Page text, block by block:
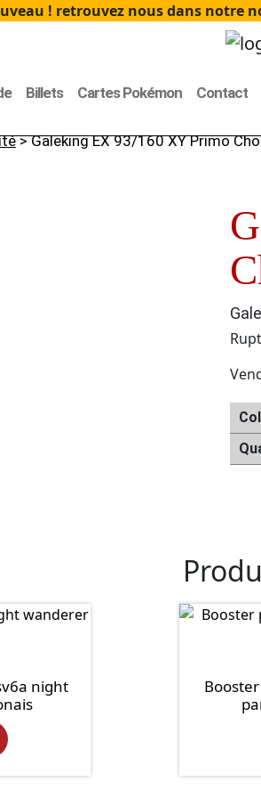
! retrouvez nous dans notre
Billets Cartes Pokémon Contact
> Galeking EX 93/160 XY Primo
night